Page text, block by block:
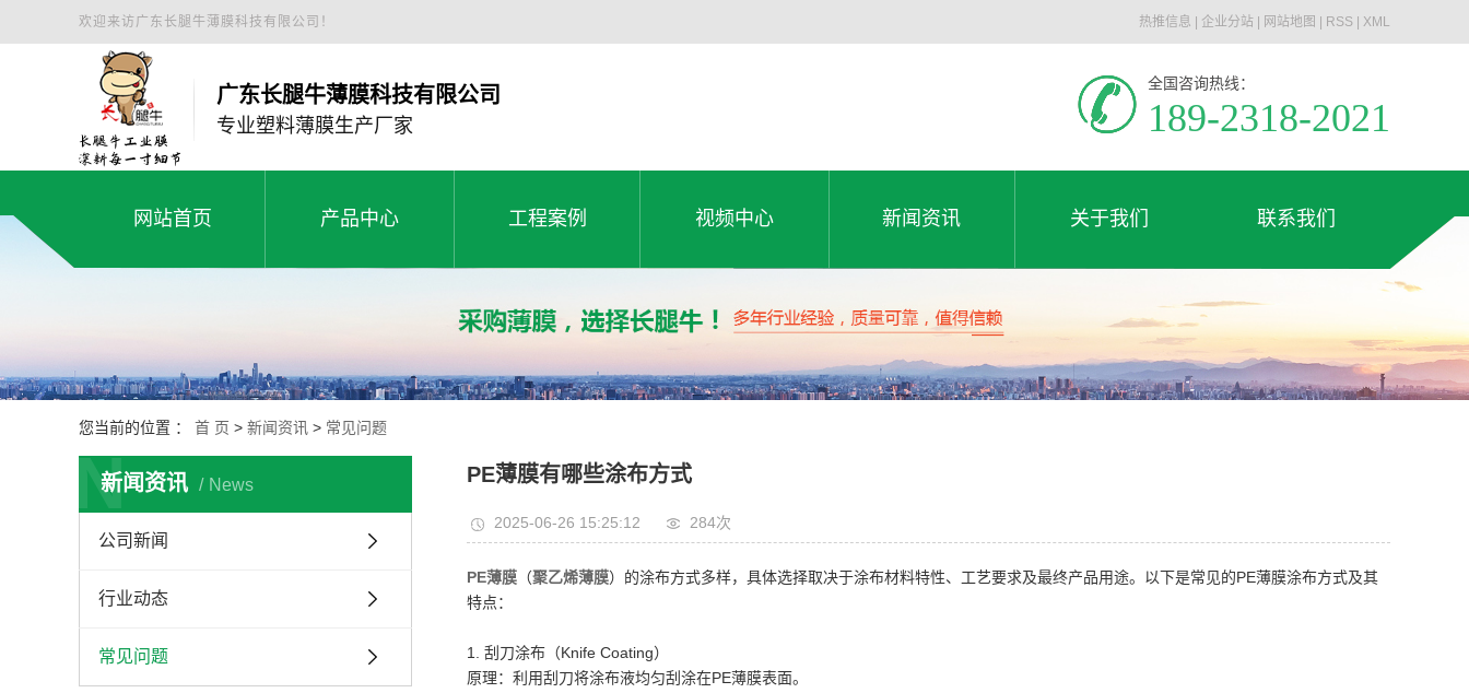
欢迎来访广东长腿牛薄膜科技有限公司！ 热推信息 企业分站 网站地图 RSS XML
广东长腿牛薄膜科技有限公司
专业塑料薄膜生产厂家
全国咨询热线：
189-2318-2021
网站首页 产品中心
塑料薄膜工程膜
小卷白拉伸膜
防老化彩条布
篷布
工程案例
工程案例
视频中心
视频中心
新闻资讯
新闻资讯
行业动态
常见问题
关于我们
关于我们
荣誉资质
联系我们
您当前的位置 ： 首 页 > 新闻资讯 > 常见问题
新闻资讯 News
N
公司新闻
行业动态
常见问题
PE薄膜有哪些涂布方式
2025-06-26 15:25:12 284次
PE薄膜 （聚乙烯薄膜）的涂布方式多样，具体选择取决于涂布材料特性、工艺要求及最终产品用途。以下是常见的PE薄膜涂布方式及其
特点：
1. 刮刀涂布（Knife Coating）
原理：利用刮刀将涂布液均匀刮涂在PE薄膜表面。